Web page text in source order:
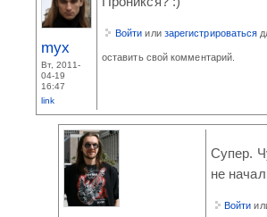
myx
Вт, 2011-
04-19
16:47
link
Войти или зарегистрироваться
оставить свой комментарий.
Супер.
не
Войти